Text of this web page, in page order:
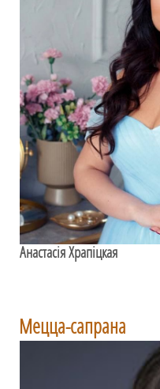
Анастасія Храпіцкая
Мецца-сапрана